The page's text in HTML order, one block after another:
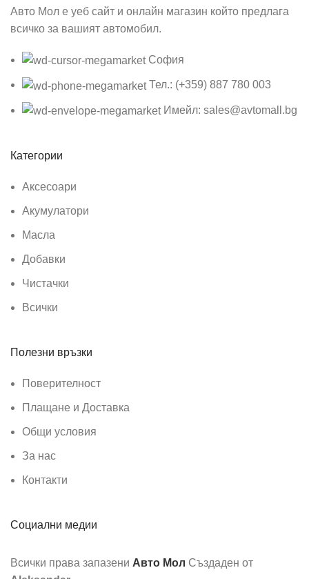
Авто Мол е уеб сайт и онлайн магазин който предлага
всичко за вашият автомобил.
София
Тел.: (+359) 887 780 003
Имейл: sales@avtomall.bg
Категории
Аксесоари
Акумулатори
Масла
Добавки
Чистачки
Всички
Полезни връзки
Поверителност
Плащане и Доставка
Общи условия
За нас
Контакти
Социални медии
Всички права запазени Авто Мол Създаден от